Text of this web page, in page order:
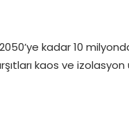
kadar 10
kaos ve izolasyon